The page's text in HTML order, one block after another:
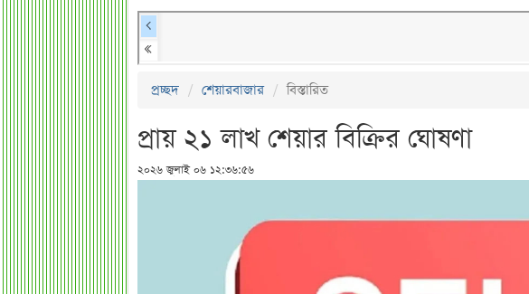
প্রচ্ছদ শেয়ারবাজার বিস্তারিত
প্রায় ২১ লাখ শেয়ার বিক্রির ঘোষণা
২০২৬ জুলাই ০৬ ১২:৩৬:৫৬